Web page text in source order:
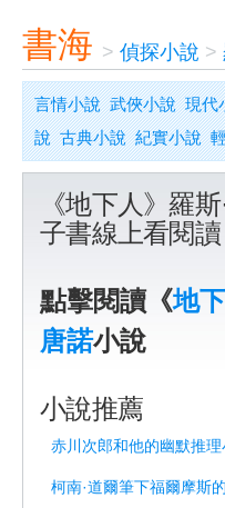
書海 > 偵探小說 >
言情小說 武俠小說 現代
說 古典小說 紀實小說
《地下人》羅
子書線上看閱讀
點擊閱讀《地
唐諾小說
小說推薦
赤川次郎和他的幽默推理
柯南·道爾筆下福爾摩斯